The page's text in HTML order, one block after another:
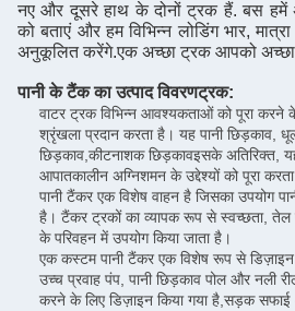
नए और दूसरे हाथ के दोनों ट्रक हैं. बस हमें
को बताएं और हम विभिन्न लोडिंग भार,
अनुकूलित करेंगे.एक अच्छा ट्रक आपको अच्छा
पानी के टैंक का उत्पाद विवरणट्रक:
वाटर ट्रक विभिन्न आवश्यकताओं को पूरा करने
श्रृंखला प्रदान करता है। यह पानी छिड़काव,
छिड़काव,कीटनाशक छिड़कावइसके अतिरिक्त,
आपातकालीन अग्निशमन के उद्देश्यों को पूरा
पानी टैंकर एक विशेष वाहन है जिसका उपयोग
है। टैंकर ट्रकों का व्यापक रूप से स्वच्छता, तेल
के परिवहन में उपयोग किया जाता है।
एक कस्टम पानी टैंकर एक विशेष रूप से
उच्च प्रवाह पंप, पानी छिड़काव पोल और नली
करने के लिए डिज़ाइन किया गया है,सड़क